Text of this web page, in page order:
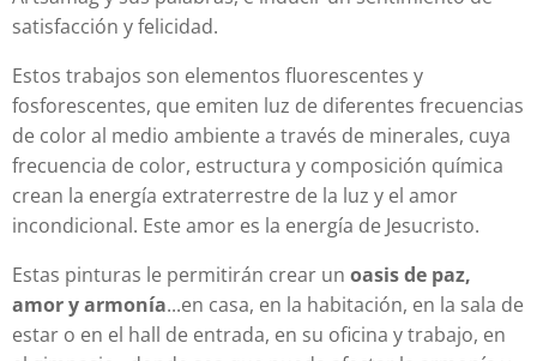
satisfacción y felicidad.
Estos trabajos son elementos fluorescentes y
fosforescentes, que emiten luz de diferentes frecuencias
de color al medio ambiente a través de minerales, cuya
frecuencia de color, estructura y composición química
crean la energía extraterrestre de la luz y el amor
incondicional. Este amor es la energía de Jesucristo.
Estas pinturas le permitirán crear un oasis de paz,
amor y armonía...en casa, en la habitación, en la sala de
estar o en el hall de entrada, en su oficina y trabajo, en